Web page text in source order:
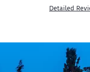
Detailed